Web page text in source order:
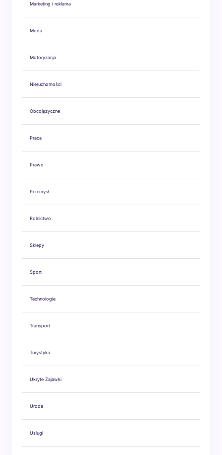
Marketing i reklama
Moda
Motoryzacja
Nieruchomości
Obcojęzyczne
Praca
Prawo
Przemysł
Rolnictwo
Sklepy
Sport
Technologie
Transport
Turystyka
Ukryte Zajawki
Uroda
Usługi